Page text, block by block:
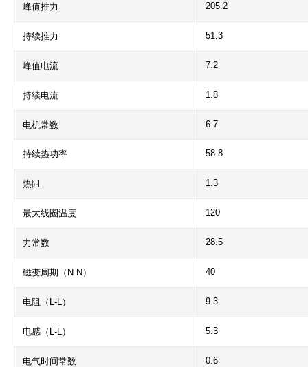
峰值推力 205.2
持续推力 51.3
峰值电流 7.2
持续电流 1.8
电机常数 6.7
持续热功率 58.8
热阻 1.3
最大线圈温度 120
力常数 28.5
磁变周期（N-N） 40
电阻（L-L） 9.3
电感（L-L） 5.3
电气时间常数 0.6